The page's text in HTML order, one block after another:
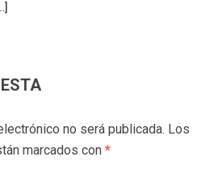
no será publicada. Los
marcados con *